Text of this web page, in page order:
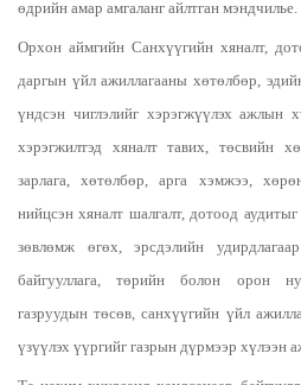
өдрийн амар амгаланг айлтган мэндчилье.
Орхон аймгийн Санхүүгийн хяналт,
даргын үйл ажиллагааны хөтөлбөр,
үндсэн чиглэлийг хэрэгжүүлэх ажлын
хэрэгжилтэд хяналт тавих, төсвийн
зарлага, хөтөлбөр, арга хэмжээ,
нийцсэн хяналт шалгалт, дотоод аудитыг
зөвлөмж өгөх, эрсдэлийн
байгууллага, төрийн болон орон
газруудын төсөв, санхүүгийн үйл
үзүүлэх үүргийг газрын дүрмээр хүлээн